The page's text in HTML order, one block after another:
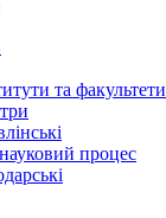
та факультети
процес